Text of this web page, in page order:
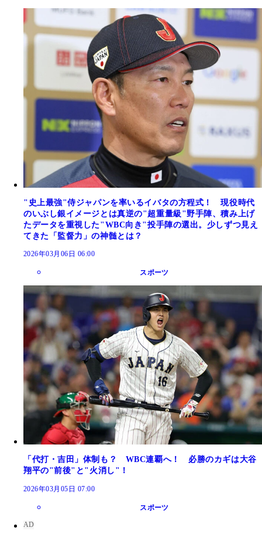
"史上最強"侍ジャパンを率いるイバタの方程式！ 現役時代
のいぶし銀イメージとは真逆の"超重量級"野手陣、積み上げ
たデータを重視した"WBC向き"投手陣の選出。少しずつ見え
てきた「監督力」の神髄とは？
2026年03月06日 06:00
スポーツ
「代打・吉田」体制も？ WBC連覇へ！ 必勝のカギは大谷
翔平の"前後"と"火消し"！
2026年03月05日 07:00
スポーツ